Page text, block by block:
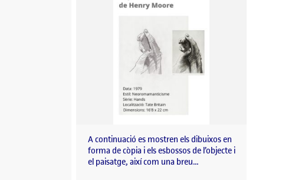
A continuació es mostren els dibuixos en
forma de còpia i els esbossos de l’objecte i
el paisatge, així com una breu…